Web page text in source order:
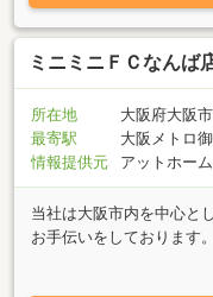
のお越しを心よりお待ち
ス精神でがんばります。
ミニミニＦＣなんば
所在地
大阪府大阪
最寄駅
大阪メトロ
情報提供元
アットホーム
当社は大阪市内を中心と
お手伝いをしております
ベテラン揃いのミニミニ